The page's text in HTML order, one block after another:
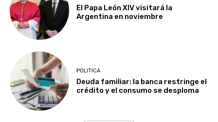
El Papa León XIV visitará la
Argentina en noviembre
POLITICA
Deuda familiar: la banca restringe el
crédito y el consumo se desploma